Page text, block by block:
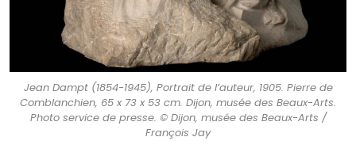
Jean Dampt (1854-1945), Portrait de l’auteur, 1905. Pierre de
Comblanchien, 65 x 73 x 53 cm. Dijon, musée des Beaux-Arts.
Photo service de presse. © Dijon, musée des Beaux-Arts /
François Jay